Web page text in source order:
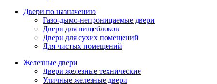
Двери по назначению
Газо-дымо-непроницаемые двери
Двери для пищеблоков
Двери для сухих помещений
Для чистых помещений
Железные двери
Двери железные технические
Уличные железные двери